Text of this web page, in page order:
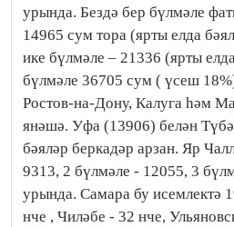
урында. Бездә бер бүлмәле
14965 сум тора (ярты елда
ике бүлмәле – 21336 (ярты
бүлмәле 36705 сум ( үсеш
Ростов-на-Дону, Калуга һәм
янәшә. Уфа (13906) белән
бәяләр беркадәр арзан. Яр
9313, 2 бүлмәле - 12055, 3
урында. Самара бу исемлектә
нче , Чиләбе - 32 нче,